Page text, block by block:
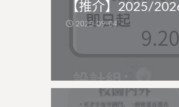
【推介】2025/
2025-09-04